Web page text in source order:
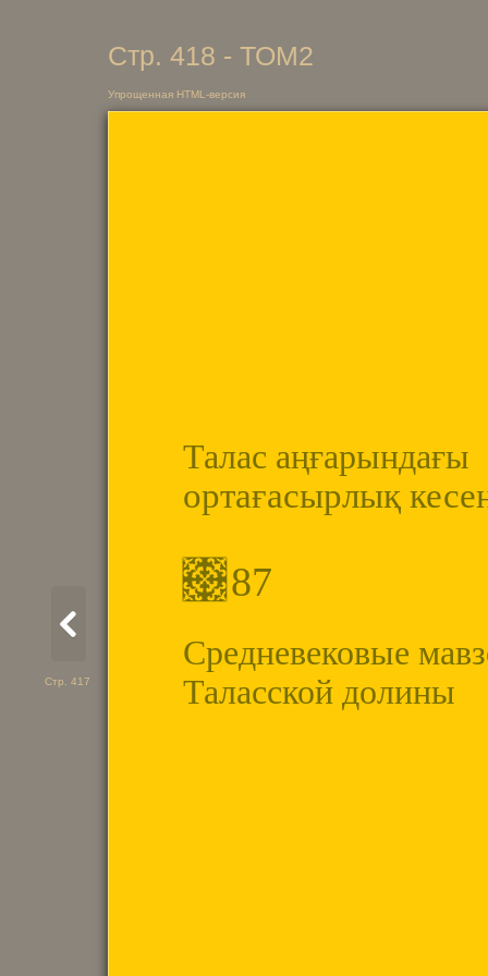
Стр. 418 - ТОМ2
Упрощенная HTML-версия
87
Талас аңғарындағы
ортағасырлық
Средневековые
Таласской долины
Стр. 417